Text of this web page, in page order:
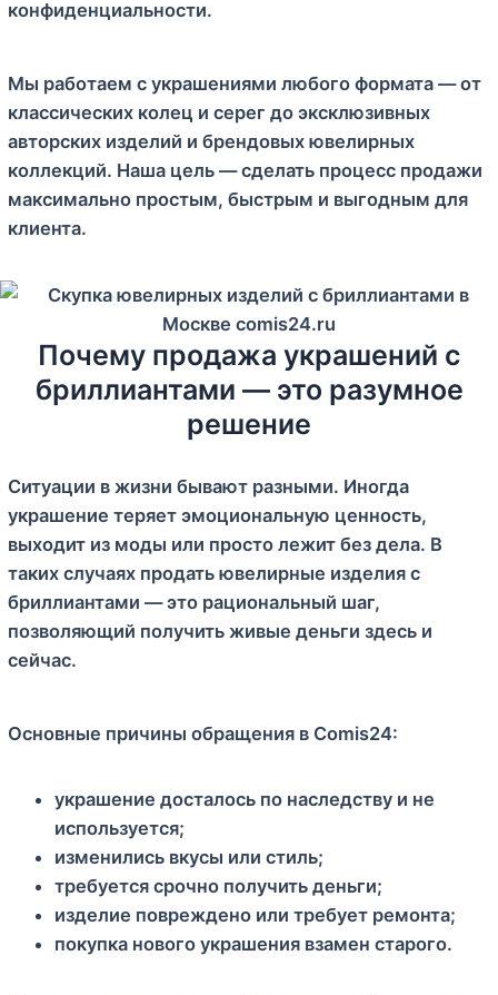
конфиденциальности.
Мы работаем с украшениями любого формата — от
классических колец и серег до эксклюзивных
авторских изделий и брендовых ювелирных
коллекций. Наша цель — сделать процесс продажи
максимально простым, быстрым и выгодным для
клиента.
Почему продажа украшений с
бриллиантами — это разумное
решение
Ситуации в жизни бывают разными. Иногда
украшение теряет эмоциональную ценность,
выходит из моды или просто лежит без дела. В
таких случаях продать ювелирные изделия с
бриллиантами — это рациональный шаг,
позволяющий получить живые деньги здесь и
сейчас.
Основные причины обращения в Comis24:
украшение досталось по наследству и не
используется;
изменились вкусы или стиль;
требуется срочно получить деньги;
изделие повреждено или требует ремонта;
покупка нового украшения взамен старого.